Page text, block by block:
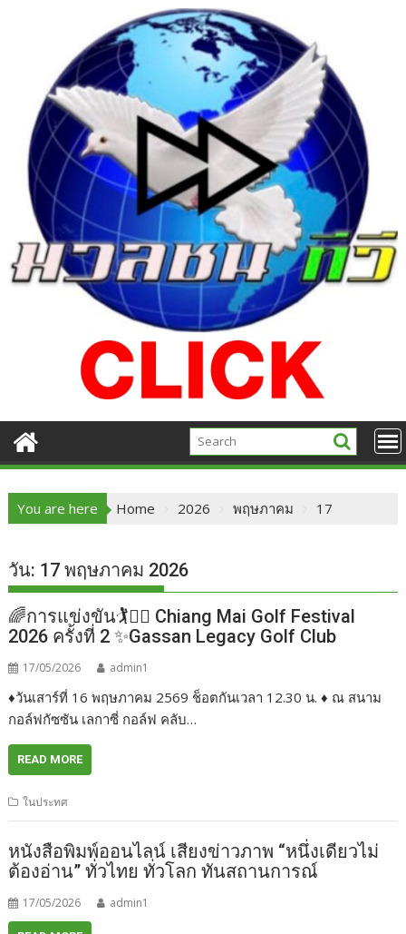
You are here Home 2026 พฤษภาคม 17
วัน: 17 พฤษภาคม 2026
🌈การแข่งขัน🏌️🏌️‍♂️ Chiang Mai Golf Festival
2026 ครั้งที่ 2 ✨Gassan Legacy Golf Club
17/05/2026 admin1
♦️วันเสาร์ที่ 16 พฤษภาคม 2569 ช็อตกันเวลา 12.30 น. ♦️ ณ สนาม
กอล์ฟกัซซัน เลกาซี่ กอล์ฟ คลับ…
READ MORE
ในประทศ
หนังสือพิมพ์ออนไลน์ เสียงข่าวภาพ “หนึ่งเดียวไม่
ต้องอ่าน” ทั่วไทย ทั่วโลก ทันสถานการณ์
17/05/2026 admin1